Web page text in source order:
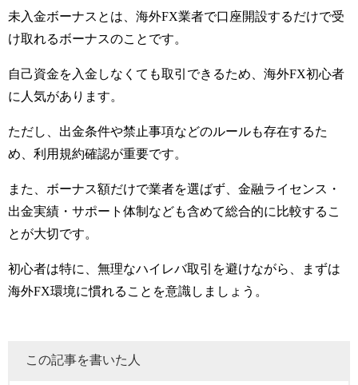
未入金ボーナスとは、海外FX業者で口座開設するだけで受
け取れるボーナスのことです。
自己資金を入金しなくても取引できるため、海外FX初心者
に人気があります。
ただし、出金条件や禁止事項などのルールも存在するた
め、利用規約確認が重要です。
また、ボーナス額だけで業者を選ばず、金融ライセンス・
出金実績・サポート体制なども含めて総合的に比較するこ
とが大切です。
初心者は特に、無理なハイレバ取引を避けながら、まずは
海外FX環境に慣れることを意識しましょう。
この記事を書いた人